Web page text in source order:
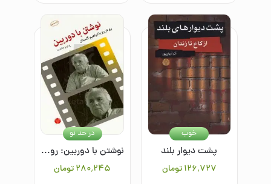
پشت دیوار بلند
۱۲۶٬۷۲۷ تومان
خوب
نوشتن با دوربین: رو در رو با ابراهیم گلستان
۲۸۰٬۲۴۵تومان
در حد نو